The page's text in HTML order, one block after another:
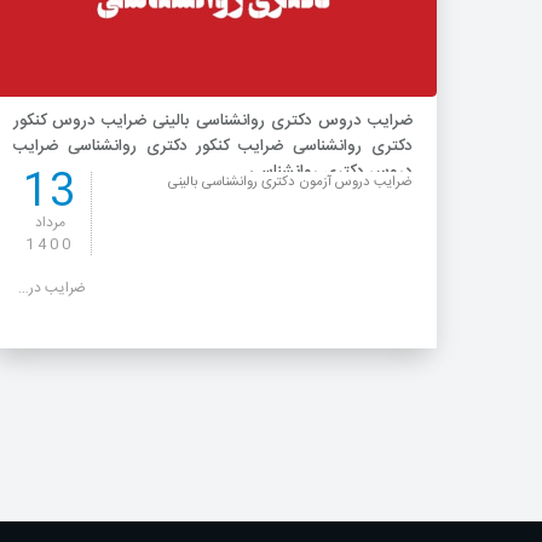
ضرایب دروس دکتری روانشناسی بالینی ضرایب دروس کنکور
دکتری روانشناسی ضرایب کنکور دکتری روانشناسی ضرایب
دروس دکتری روانشناسی
ضرایب دروس آزمون دکتری روانشناسی بالینی 13
مرداد
1400
ضرایب دروس دکتری روانشناسی بالینی ضرایب دروس کنکور دکتری روانشناسی ضرایب کنکور دکتری روانشناسی